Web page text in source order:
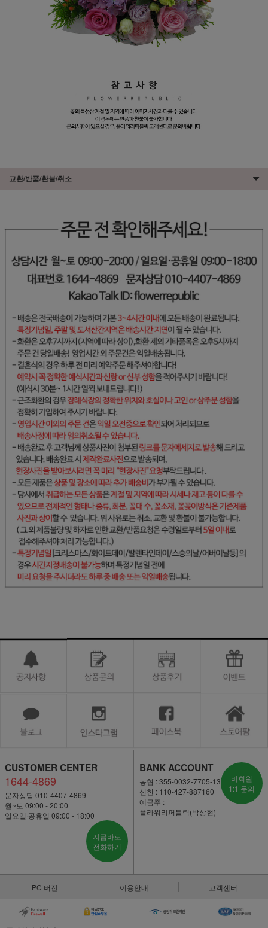
교환/반품/환불/취소
CUSTOMER CENTER
1644-4869
문자상담 010-4407-4869
월~토 09:00 - 20:00
일요일·공휴일 09:00 - 18:00
지금바로
전화하기
BANK ACCOUNT
농협 : 355-0032-7705-13
신한 : 110-427-887160
예금주 :
플라워리퍼블릭(박상현)
비회원
1:1 문의
PC 버전 이용안내 고객센터